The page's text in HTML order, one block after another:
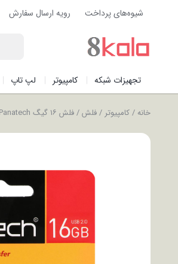
شیوه‌های پرداخت رویه ارسال سفارش
تجهیزات شبکه کامپیوتر لپ تاپ
خانه /کامپیوتر /فلش/ فلش ۱۶ گیگ Panatech مدل P403